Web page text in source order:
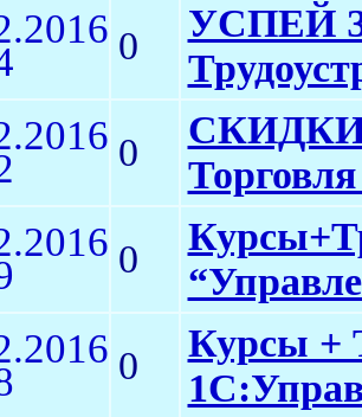
0
УСПЕЙ
0
СКИДКИ
0
0
Курсы +